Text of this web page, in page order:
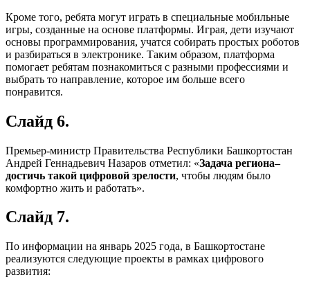
Кроме того, ребята могут играть в специальные мобильные
игры, созданные на основе платформы. Играя, дети изучают
основы программирования, учатся собирать простых роботов
и разбираться в электронике. Таким образом, платформа
помогает ребятам познакомиться с разными профессиями и
выбрать то направление, которое им больше всего
понравится.
Слайд 6.
Премьер-министр Правительства Республики Башкортостан
Андрей Геннадьевич Назаров отметил: «Задача региона–
достичь такой цифровой зрелости, чтобы людям было
комфортно жить и работать».
Слайд 7.
По информации на январь 2025 года, в Башкортостане
реализуются следующие проекты в рамках цифрового
развития: